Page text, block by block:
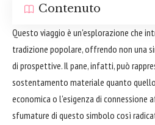
Contenuto
Questo viaggio è un'esplorazione che
tradizione popolare, offrendo non una
di prospettive. Il pane, infatti, può
sostentamento materiale quanto
economica o l'esigenza di
sfumature di questo simbolo così